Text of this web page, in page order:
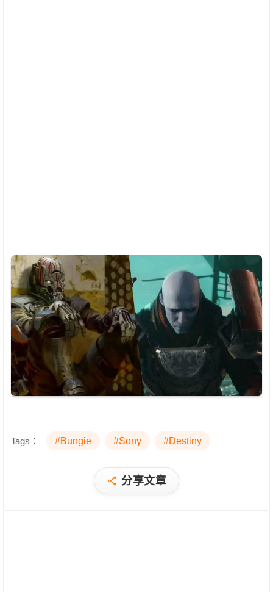
Tags： #Bungie #Sony #Destiny
分享文章